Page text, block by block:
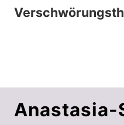
Menu
Zum
Zur
Anastasia-